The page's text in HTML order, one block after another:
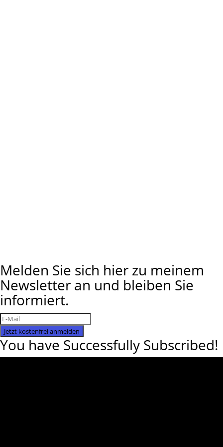
Melden Sie sich hier zu meinem
Newsletter an und bleiben Sie
informiert.
Jetzt kostenfrei anmelden
You have Successfully Subscribed!